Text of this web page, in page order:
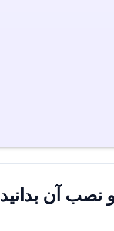
نصب آن بدانید